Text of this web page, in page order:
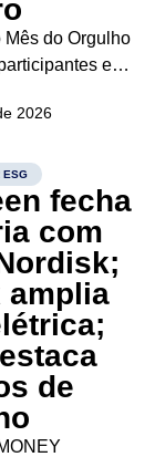
Mês do Orgulho
em
da
inclusão,
no Mês do
iniciativa de
a jovens
A ação reúne
em...
2026
ESG
fecha
com
amplia
de